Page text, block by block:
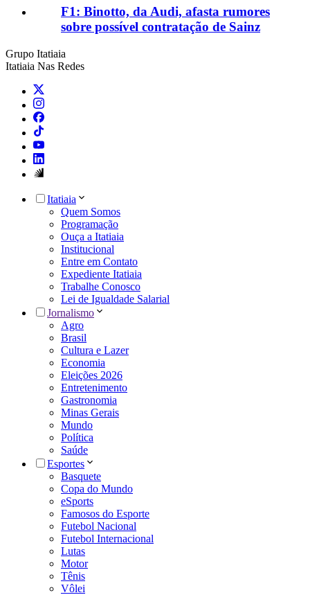
F1: Binotto, da Audi, afasta rumores
sobre possível contratação de Sainz
Grupo Itatiaia
Itatiaia Nas Redes
Itatiaia
Quem Somos
Programação
Ouça a Itatiaia
Institucional
Entre em Contato
Expediente Itatiaia
Trabalhe Conosco
Lei de Igualdade Salarial
Jornalismo
Agro
Brasil
Cultura e Lazer
Economia
Eleições 2026
Entretenimento
Gastronomia
Minas Gerais
Mundo
Política
Saúde
Esportes
Basquete
Copa do Mundo
eSports
Famosos do Esporte
Futebol Nacional
Futebol Internacional
Lutas
Motor
Tênis
Vôlei